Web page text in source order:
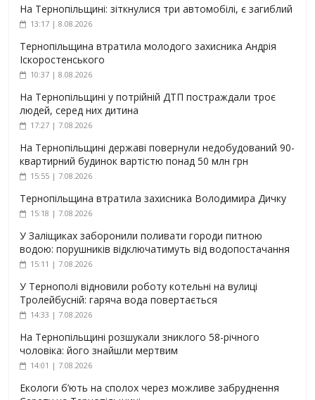
На Тернопільщині: зіткнулися три автомобілі, є загиблий
13:17 | 8.08.2026
Тернопільщина втратила молодого захисника Андрія
Іскоростенського
10:37 | 8.08.2026
На Тернопільщині у потрійній ДТП постраждали троє
людей, серед них дитина
17:27 | 7.08.2026
На Тернопільщині державі повернули недобудований 90-
квартирний будинок вартістю понад 50 млн грн
15:55 | 7.08.2026
Тернопільщина втратила захисника Володимира Дичку
15:18 | 7.08.2026
У Заліщиках заборонили поливати городи питною
водою: порушників відключатимуть від водопостачання
15:11 | 7.08.2026
У Тернополі відновили роботу котельні на вулиці
Тролейбусній: гаряча вода повертається
14:33 | 7.08.2026
На Тернопільщині розшукали зниклого 58-річного
чоловіка: його знайшли мертвим
14:01 | 7.08.2026
Екологи б’ють на сполох через можливе забруднення